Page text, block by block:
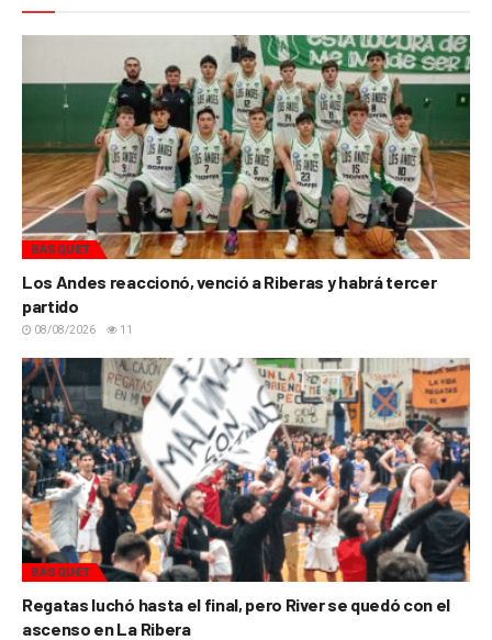
BÁSQUET
Los Andes reaccionó, venció a Riberas y habrá tercer
partido
08/08/2026 11
BÁSQUET
Regatas luchó hasta el final, pero River se quedó con el
ascenso en La Ribera